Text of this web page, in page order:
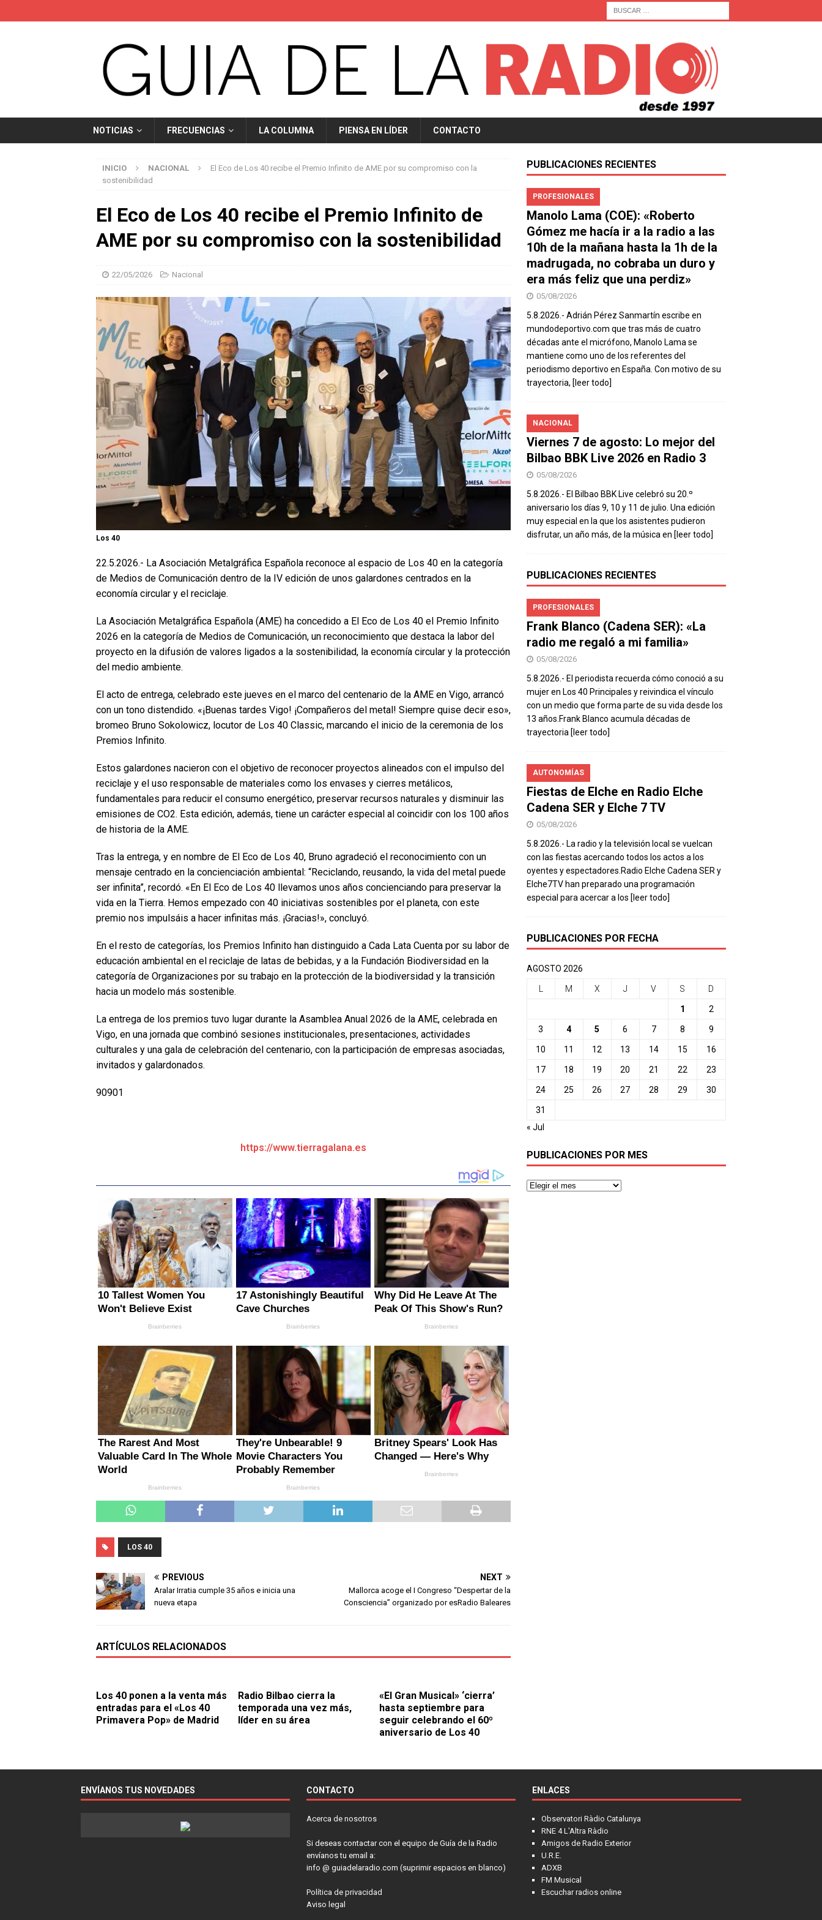
NOTICIAS FRECUENCIAS LA COLUMNA PIENSA EN LÍDER CONTACTO
INICIO NACIONAL
El Eco de Los 40 recibe el Premio Infinito de AME por su compromiso con la
sostenibilidad
El Eco de Los 40 recibe el Premio Infinito de
AME por su compromiso con la sostenibilidad
22/05/2026 Nacional
Los 40
22.5.2026.- La Asociación Metalgráfica Española reconoce al espacio de Los 40 en la categoría
de Medios de Comunicación dentro de la IV edición de unos galardones centrados en la
economía circular y el reciclaje.
La Asociación Metalgráfica Española (AME) ha concedido a El Eco de Los 40 el Premio Infinito
2026 en la categoría de Medios de Comunicación, un reconocimiento que destaca la labor del
proyecto en la difusión de valores ligados a la sostenibilidad, la economía circular y la protección
del medio ambiente.
El acto de entrega, celebrado este jueves en el marco del centenario de la AME en Vigo, arrancó
con un tono distendido. «¡Buenas tardes Vigo! ¡Compañeros del metal! Siempre quise decir eso»,
bromeo Bruno Sokolowicz, locutor de Los 40 Classic, marcando el inicio de la ceremonia de los
Premios Infinito.
Estos galardones nacieron con el objetivo de reconocer proyectos alineados con el impulso del
reciclaje y el uso responsable de materiales como los envases y cierres metálicos,
fundamentales para reducir el consumo energético, preservar recursos naturales y disminuir las
emisiones de CO2. Esta edición, además, tiene un carácter especial al coincidir con los 100 años
de historia de la AME.
Tras la entrega, y en nombre de El Eco de Los 40, Bruno agradeció el reconocimiento con un
mensaje centrado en la concienciación ambiental: “Reciclando, reusando, la vida del metal puede
ser infinita”, recordó. «En El Eco de Los 40 llevamos unos años concienciando para preservar la
vida en la Tierra. Hemos empezado con 40 iniciativas sostenibles por el planeta, con este
premio nos impulsáis a hacer infinitas más. ¡Gracias!», concluyó.
En el resto de categorías, los Premios Infinito han distinguido a Cada Lata Cuenta por su labor de
educación ambiental en el reciclaje de latas de bebidas, y a la Fundación Biodiversidad en la
categoría de Organizaciones por su trabajo en la protección de la biodiversidad y la transición
hacia un modelo más sostenible.
La entrega de los premios tuvo lugar durante la Asamblea Anual 2026 de la AME, celebrada en
Vigo, en una jornada que combinó sesiones institucionales, presentaciones, actividades
culturales y una gala de celebración del centenario, con la participación de empresas asociadas,
invitados y galardonados.
90901
https://www.tierragalana.es
LOS 40
PREVIOUS
Aralar Irratia cumple 35 años e inicia una
nueva etapa
NEXT
Mallorca acoge el I Congreso “Despertar de la
Consciencia” organizado por esRadio Baleares
ARTÍCULOS RELACIONADOS
Los 40 ponen a la venta más
entradas para el «Los 40
Primavera Pop» de Madrid
Radio Bilbao cierra la
temporada una vez más,
líder en su área
«El Gran Musical» ‘cierra’
hasta septiembre para
seguir celebrando el 60º
aniversario de Los 40
PUBLICACIONES RECIENTES
PROFESIONALES
Manolo Lama (COE): «Roberto
Gómez me hacía ir a la radio a las
10h de la mañana hasta la 1h de la
madrugada, no cobraba un duro y
era más feliz que una perdiz»
05/08/2026
5.8.2026.- Adrián Pérez Sanmartín escribe en
mundodeportivo.com que tras más de cuatro
décadas ante el micrófono, Manolo Lama se
mantiene como uno de los referentes del
periodismo deportivo en España. Con motivo de su
trayectoria, [leer todo]
NACIONAL
Viernes 7 de agosto: Lo mejor del
Bilbao BBK Live 2026 en Radio 3
05/08/2026
5.8.2026.- El Bilbao BBK Live celebró su 20.º
aniversario los días 9, 10 y 11 de julio. Una edición
muy especial en la que los asistentes pudieron
disfrutar, un año más, de la música en [leer todo]
PUBLICACIONES RECIENTES
PROFESIONALES
Frank Blanco (Cadena SER): «La
radio me regaló a mi familia»
05/08/2026
5.8.2026.- El periodista recuerda cómo conoció a su
mujer en Los 40 Principales y reivindica el vínculo
con un medio que forma parte de su vida desde los
13 años.Frank Blanco acumula décadas de
trayectoria [leer todo]
AUTONOMÍAS
Fiestas de Elche en Radio Elche
Cadena SER y Elche 7 TV
05/08/2026
5.8.2026.- La radio y la televisión local se vuelcan
con las fiestas acercando todos los actos a los
oyentes y espectadores.Radio Elche Cadena SER y
Elche7TV han preparado una programación
especial para acercar a los [leer todo]
PUBLICACIONES POR FECHA
AGOSTO 2026
L M X J V S D
1 2
3 4 5 6 7 8 9
10 11 12 13 14 15 16
17 18 19 20 21 22 23
24 25 26 27 28 29 30
31
« Jul
PUBLICACIONES POR MES
ENVÍANOS TUS NOVEDADES CONTACTO
Acerca de nosotros
Si deseas contactar con el equipo de Guía de la Radio
envíanos tu email a:
info @ guiadelaradio.com (suprimir espacios en blanco)
Política de privacidad
Aviso legal
ENLACES
Observatori Ràdio Catalunya
RNE 4 L'Altra Ràdio
Amigos de Radio Exterior
U.R.E.
ADXB
FM Musical
Escuchar radios online